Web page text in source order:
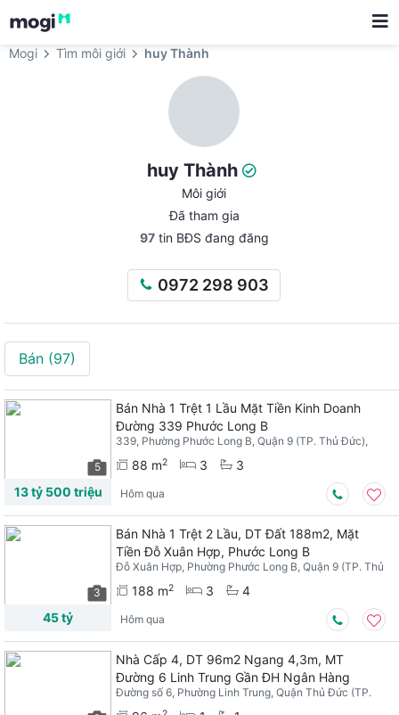
Mogi Tìm môi giới huy Thành
huy Thành
Môi giới
Đã tham gia
97tin BĐS đang đăng
0972 298 903
Bán (97)
5
Bán Nhà 1 Trệt 1 Lầu Mặt Tiền Kinh Doanh
Đường 339 Phước Long B
339, Phường Phước Long B, Quận 9 (TP. Thủ Đức),
88 m2 3
3
13 tỷ 500 triệu
Hôm qua
3
Bán Nhà 1 Trệt 2 Lầu, DT Đất 188m2, Mặt
Tiền Đỗ Xuân Hợp, Phước Long B
Đỗ Xuân Hợp, Phường Phước Long B, Quận 9 (TP. Thủ
188 m2 3
4
45 tỷ
Hôm qua
Nhà Cấp 4, DT 96m2 Ngang 4,3m, MT
Đường 6 Linh Trung Gần ĐH Ngân Hàng
Đường số 6, Phường Linh Trung, Quận Thủ Đức (TP.